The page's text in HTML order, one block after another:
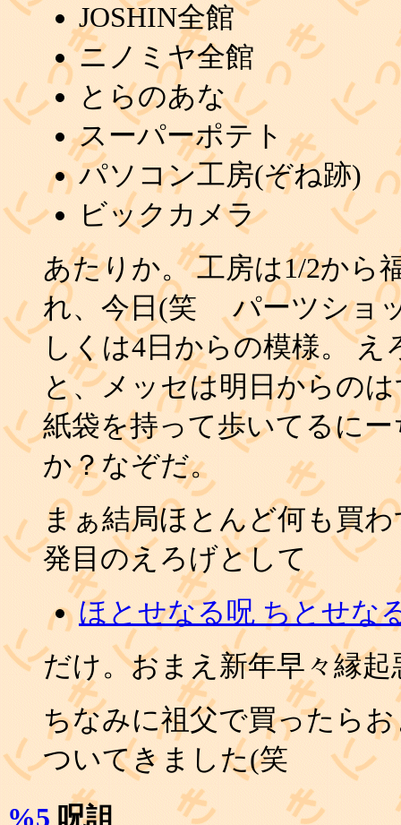
JOSHIN全館
ニノミヤ全館
とらのあな
スーパーポテト
パソコン工房(ぞね跡)
ビックカメラ
あたりか。 工房は1/2から
れ、今日(笑 パーツショ
しくは4日からの模様。
と、メッセは明日からの
紙袋を持って歩いてるに
か？なぞだ。
まぁ結局ほとんど何も買
発目のえろげとして
ほとせなる呪 ちとせな
だけ。おまえ新年早々縁起
ちなみに祖父で買ったら
ついてきました(笑
%5 呪詛